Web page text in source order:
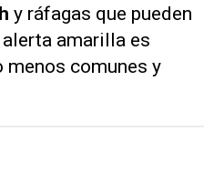
y ráfagas que pueden
amarilla es
menos comunes y